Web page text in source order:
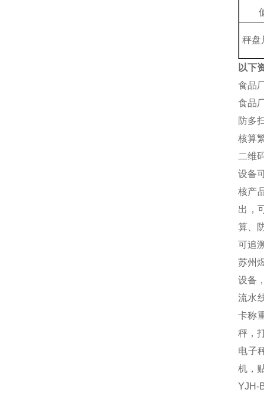
秤盘
以下
食品
食品
防多
核算
二维
设备
核产
出，
算、
可追
苏州
设备
流水
卡称
秤，
电子
机，
YJH-